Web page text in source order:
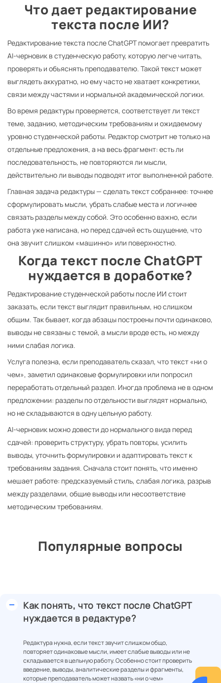
Что дает редактирование
текста после ИИ?
Редактирование текста после ChatGPT помогает превратить
AI-черновик в студенческую работу, которую легче читать,
проверять и объяснять преподавателю. Такой текст может
выглядеть аккуратно, но ему часто не хватает конкретики,
связи между частями и нормальной академической логики.
Во время редактуры проверяется, соответствует ли текст
теме, заданию, методическим требованиям и ожидаемому
уровню студенческой работы. Редактор смотрит не только на
отдельные предложения, а на весь фрагмент: есть ли
последовательность, не повторяются ли мысли,
действительно ли выводы подводят итог выполненной работе.
Главная задача редактуры — сделать текст собраннее: точнее
сформулировать мысли, убрать слабые места и логичнее
связать разделы между собой. Это особенно важно, если
работа уже написана, но перед сдачей есть ощущение, что
она звучит слишком «машинно» или поверхностно.
Когда текст после ChatGPT
нуждается в доработке?
Редактирование студенческой работы после ИИ стоит
заказать, если текст выглядит правильным, но слишком
общим. Так бывает, когда абзацы построены почти одинаково,
выводы не связаны с темой, а мысли вроде есть, но между
ними слабая логика.
Услуга полезна, если преподаватель сказал, что текст «ни о
чем», заметил одинаковые формулировки или попросил
переработать отдельный раздел. Иногда проблема не в одном
предложении: разделы по отдельности выглядят нормально,
но не складываются в одну цельную работу.
AI-черновик можно довести до нормального вида перед
сдачей: проверить структуру, убрать повторы, усилить
выводы, уточнить формулировки и адаптировать текст к
требованиям задания. Сначала стоит понять, что именно
мешает работе: предсказуемый стиль, слабая логика, разрыв
между разделами, общие выводы или несоответствие
методическим требованиям.
Популярные вопросы
Как понять, что текст после ChatGPT
нуждается в редактуре?
Редактура нужна, если текст звучит слишком общо,
повторяет одинаковые мысли, имеет слабые выводы или не
складывается в цельную работу. Особенно стоит проверить
введение, выводы, аналитические разделы и фрагменты,
которые преподаватель может назвать «ни о чем»